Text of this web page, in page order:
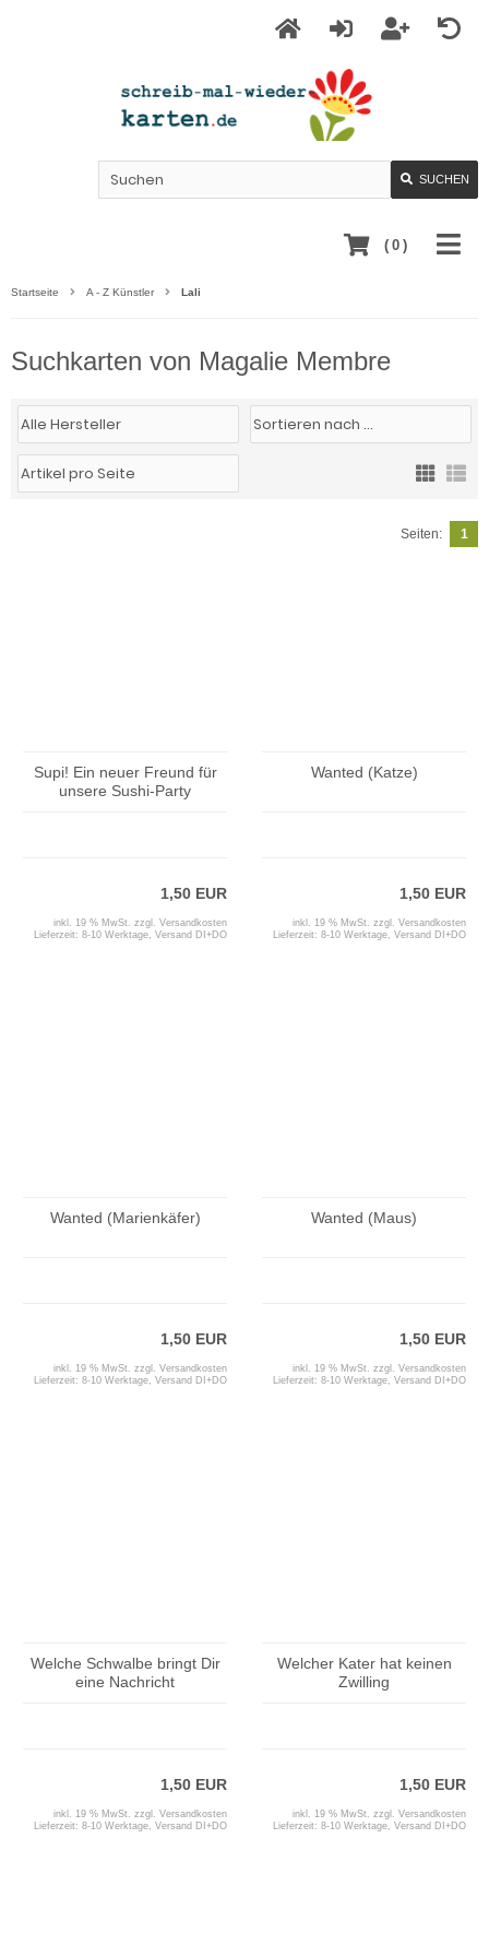
SUCHEN
( 0 )
Startseite A - Z Künstler Lali
Suchkarten von Magalie Membre
Seiten: 1
Supi! Ein neuer Freund für
unsere Sushi-Party
1,50 EUR
inkl. 19 % MwSt. zzgl. Versandkosten
Lieferzeit: 8-10 Werktage, Versand DI+DO
Wanted (Katze)
1,50 EUR
inkl. 19 % MwSt. zzgl. Versandkosten
Lieferzeit: 8-10 Werktage, Versand DI+DO
Wanted (Marienkäfer)
1,50 EUR
inkl. 19 % MwSt. zzgl. Versandkosten
Lieferzeit: 8-10 Werktage, Versand DI+DO
Wanted (Maus)
1,50 EUR
inkl. 19 % MwSt. zzgl. Versandkosten
Lieferzeit: 8-10 Werktage, Versand DI+DO
Welche Schwalbe bringt Dir
eine Nachricht
1,50 EUR
inkl. 19 % MwSt. zzgl. Versandkosten
Lieferzeit: 8-10 Werktage, Versand DI+DO
Welcher Kater hat keinen
Zwilling
1,50 EUR
inkl. 19 % MwSt. zzgl. Versandkosten
Lieferzeit: 8-10 Werktage, Versand DI+DO